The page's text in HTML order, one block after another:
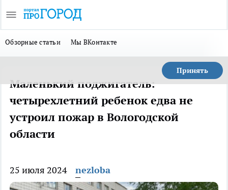
Обзорные статьи Мы ВКонтакте
Принять
Маленький поджигатель:
четырехлетний ребенок едва не
устроил пожар в Вологодской
области
25 июля 2024 nezloba